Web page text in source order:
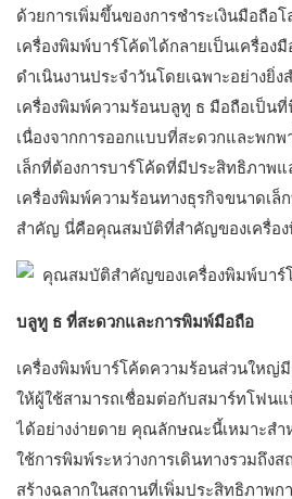
ด้วยการเพิ่มขึ้นของการชำระเงินมือถือ
เครื่องพิมพ์บาร์โค้ดได้กลายเป็นเครื่อง
ดำเนินงานประจำวันโดยเฉพาะอย่างยิ่
เครื่องพิมพ์ความร้อนบลูทู ธ มือถือเป็นที่
เนื่องจากการออกแบบที่สะดวกและพก
เล็กที่ต้องการบาร์โค้ดที่มีประสิทธิภาพแ
เครื่องพิมพ์ความร้อนทางธุรกิจขนาดเล็
สำคัญ นี่คือคุณสมบัติที่สำคัญของเครื่อง
บลูทู ธ ที่สะดวกและการพิมพ์มือถือ
เครื่องพิมพ์บาร์โค้ดความร้อนส่วนใหญ่
ให้ผู้ใช้สามารถเชื่อมต่อกับสมาร์ทโฟน
ได้อย่างง่ายดาย คุณลักษณะนี้เหมาะสำ
ใช้การพิมพ์ระหว่างการเดินทางรวมถึง
สร้างฉลากในสถานที่เพิ่มประสิทธิภาพก